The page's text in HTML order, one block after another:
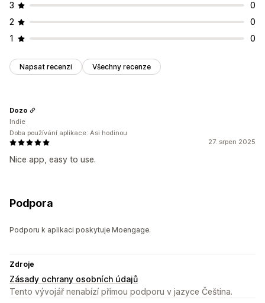
3
0
2
0
1
0
Napsat recenzi Všechny recenze
27. srpen 2025
Nice app, easy to use.
Dozo
Indie
Doba používání aplikace: Asi hodinou
Podpora
Podporu k aplikaci poskytuje Moengage.
Zdroje
Zásady ochrany osobních údajů
Tento vývojář nenabízí přímou podporu v jazyce Čeština.